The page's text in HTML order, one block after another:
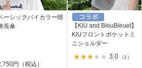
ーシックバイカラー晴
長傘
円（税込）
【KiU and BleuBleuet】
KiUフロントポケットミ
ニショルダー
3.0 （1）